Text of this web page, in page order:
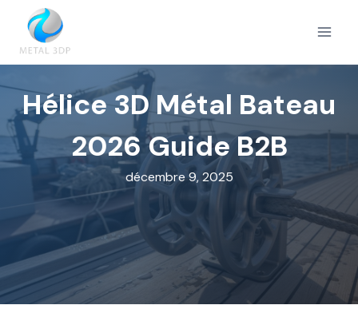
contenu
Hélice 3D Métal Bateau
2026 Guide B2B
décembre 9, 2025